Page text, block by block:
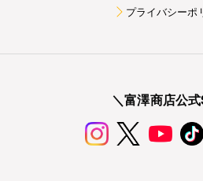
プライバシーポ
＼富澤商店公